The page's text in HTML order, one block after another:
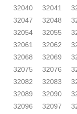
32040
32041
32047
32048
32054
32055
32061
32062
32068
32069
32075
32076
32082
32083
32089
32090
32096
32097